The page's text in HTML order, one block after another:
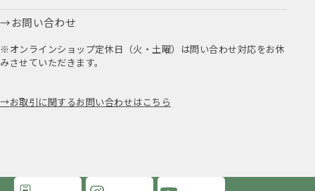
お問い合わせ
※オンラインショップ定休日（火・土曜）は問い合わせ対応をお休
みさせていただきます。
お取引に関するお問い合わせはこちら